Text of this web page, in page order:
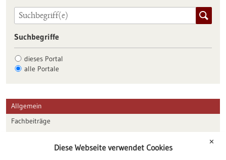
Suchbegriffe
dieses Portal
alle Portale
Allgemein
Fachbeiträge
Veranstaltungen
✕
Diese Webseite verwendet Cookies